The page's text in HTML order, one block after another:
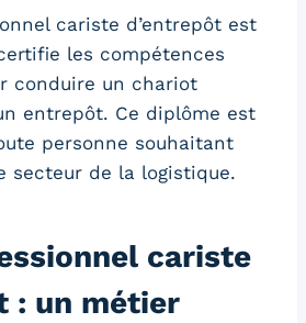
cariste d’entrepôt est
les compétences
conduire un chariot
entrepôt. Ce diplôme est
personne souhaitant
secteur de la logistique.
cariste
: un métier